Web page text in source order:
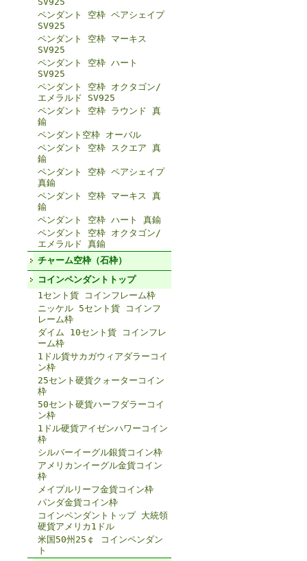
ペンダント 空枠 ペアシェイプ
SV925
ペンダント 空枠 マーキス
SV925
ペンダント 空枠 ハート
SV925
ペンダント 空枠 オクタゴン/
エメラルド SV925
ペンダント 空枠 ラウンド 真
鍮
ペンダント空枠 オーバル
ペンダント 空枠 スクエア 真
鍮
ペンダント 空枠 ペアシェイプ
真鍮
ペンダント 空枠 マーキス 真
鍮
ペンダント 空枠 ハート 真鍮
ペンダント 空枠 オクタゴン/
エメラルド 真鍮
チャーム空枠（石枠）
コインペンダントトップ
1セント貨 コインフレーム枠
ニッケル 5セント貨 コインフ
レーム枠
ダイム 10セント貨 コインフレ
ーム枠
1ドル貨サカガウィアダラーコイ
ン枠
25セント硬貨クォーターコイン
枠
50セント硬貨ハーフダラーコイ
ン枠
1ドル硬貨アイゼンハワーコイン
枠
シルバーイーグル銀貨コイン枠
アメリカンイーグル金貨コイン
枠
メイプルリーフ金貨コイン枠
パンダ金貨コイン枠
コインペンダントトップ 大統領
硬貨アメリカ1ドル
米国50州25￠ コインペンダン
ト